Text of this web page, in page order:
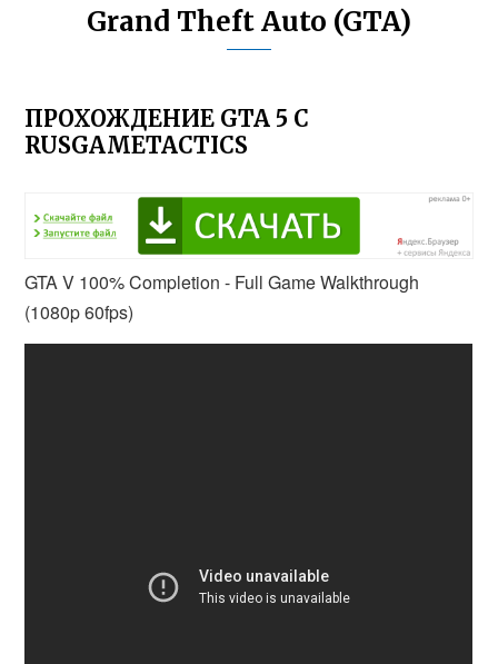
Grand Theft Auto (GTA)
ПРОХОЖДЕНИЕ GTA 5 C
RUSGAMETACTICS
GTA V 100% Completion - Full Game Walkthrough
(1080p 60fps)